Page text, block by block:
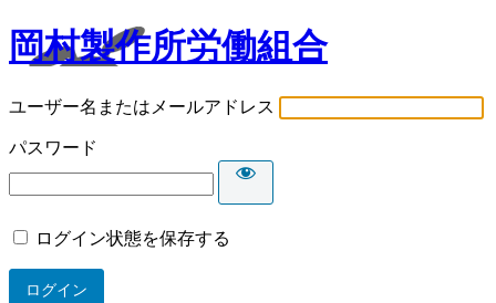
岡村製作所労働組合
ユーザー名またはメールアドレス
パスワード
ログイン状態を保存する